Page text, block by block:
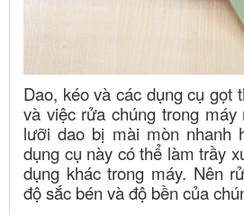
Dao, kéo và các dụng cụ gọt
và việc rửa chúng trong
lưỡi dao bị mài mòn nhanh
dụng cụ này có thể làm trầy
dụng khác trong máy. Nên
độ sắc bén và độ bền của